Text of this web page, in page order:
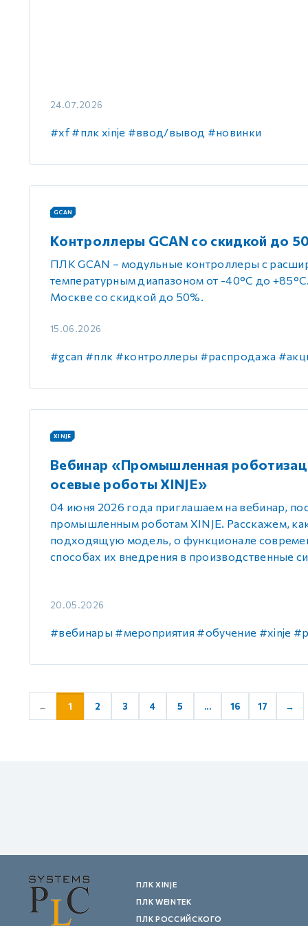
24.07.2026
#xf #плк xinje #ввод/вывод #новинки
GCAN
Контроллеры GCAN со скидкой до
ПЛК GCAN – модульные контроллеры с
температурным диапазоном от -40°C до
Москве со скидкой до 50%.
15.06.2026
#gcan #плк #контроллеры #распродажа
XINJE
Вебинар «Промышленная
осевые роботы XINJE»
04 июня 2026 года приглашаем на вебинар,
промышленным роботам XINJE. Расскажем,
подходящую модель, о функционале
способах их внедрения в производственные
20.05.2026
#вебинары #мероприятия #обучение #xinje
← 1 2 3 4 5 ... 16 17 →
ПЛК XINJE
ПЛК WEINTEK
ПЛК РОССИЙСКОГО